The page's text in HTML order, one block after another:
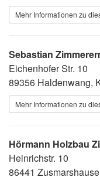
Mehr Informationen zu
Sebastian
Eichenhofer Str. 10
89356 Haldenwang,
Mehr Informationen zu
Hörmann Holzbau
Heinrichstr. 10
86441